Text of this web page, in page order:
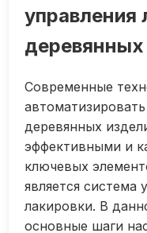
управления
деревянных
Современные
деревянных
эффективными и
ключевых
является система
лакировки. В
основные шаги